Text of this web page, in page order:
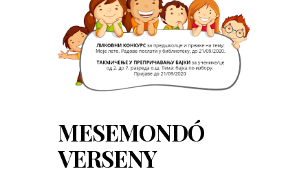
MESEMONDÓ
VERSENY